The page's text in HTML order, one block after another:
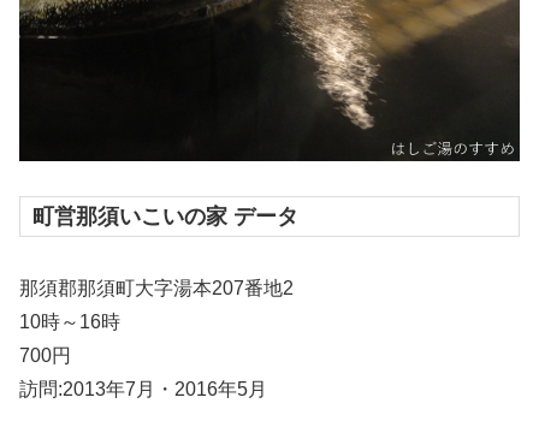
町営那須いこいの家 データ
那須郡那須町大字湯本207番地2
10時～16時
700円
訪問:2013年7月・2016年5月